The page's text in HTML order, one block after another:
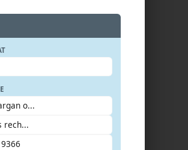
o...
rech...